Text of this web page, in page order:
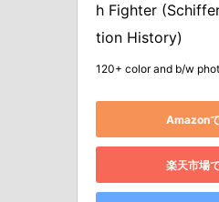
h Fighter
tion History)
120+ color and b/w
Amazon
楽天市場